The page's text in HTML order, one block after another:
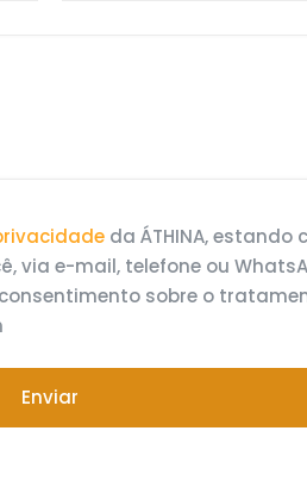
da ÁTHINA,
e-mail, telefone ou
sobre o